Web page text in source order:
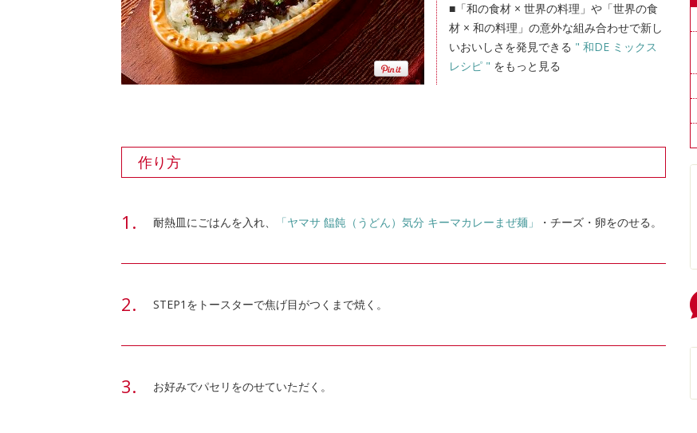
■「和の食材 × 世界の料理」や「世界の食
材 × 和の料理」の意外な組み合わせで新し
いおいしさを発見できる " 和DE ミックス
レシピ " をもっと見る
作り方
耐熱皿にごはんを入れ、 「ヤマサ 饂飩（うどん）気分 キーマカレーまぜ麺」 ・チーズ・卵をのせる。
STEP1をトースターで焦げ目がつくまで焼く。
お好みでパセリをのせていただく。